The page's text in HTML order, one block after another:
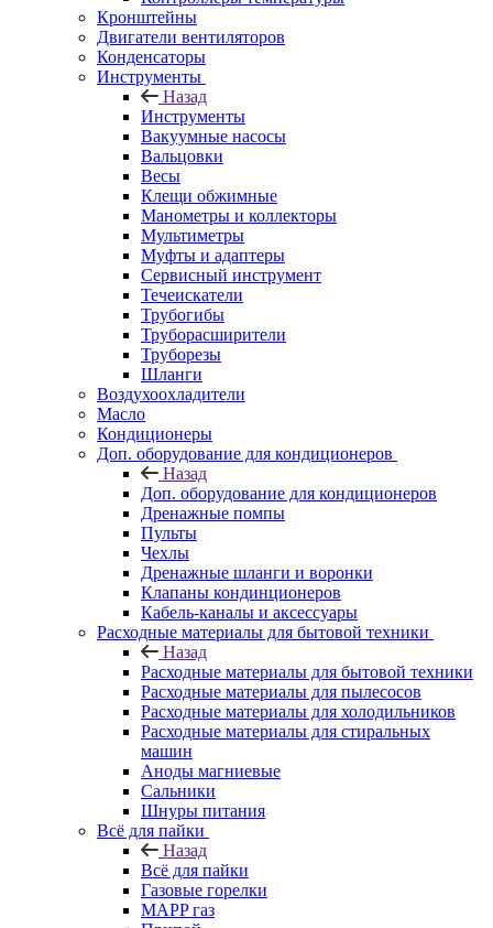
Кронштейны
Двигатели вентиляторов
Конденсаторы
Инструменты
Назад
Инструменты
Вакуумные насосы
Вальцовки
Весы
Клещи обжимные
Манометры и коллекторы
Мультиметры
Муфты и адаптеры
Сервисный инструмент
Течеискатели
Трубогибы
Труборасширители
Труборезы
Шланги
Воздухоохладители
Масло
Кондиционеры
Доп. оборудование для кондиционеров
Назад
Доп. оборудование для кондиционеров
Дренажные помпы
Пульты
Чехлы
Дренажные шланги и воронки
Клапаны кондинционеров
Кабель-каналы и аксессуары
Расходные материалы для бытовой техники
Назад
Расходные материалы для бытовой техники
Расходные материалы для пылесосов
Расходные материалы для холодильников
Расходные материалы для стиральных
машин
Аноды магниевые
Сальники
Шнуры питания
Всё для пайки
Назад
Всё для пайки
Газовые горелки
MAPP газ